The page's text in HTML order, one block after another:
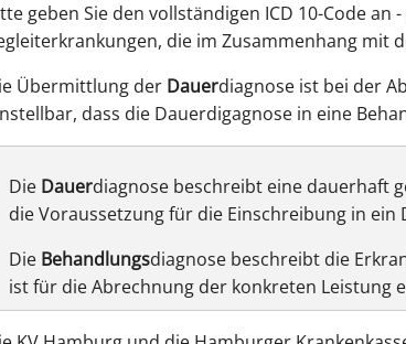
geben Sie den vollständigen ICD 10-Code
die im Zusammenhang mit
Übermittlung der Dauerdiagnose ist bei der
dass die Dauerdigagnose in eine
Die Dauerdiagnose beschreibt eine dauerhaft
die Voraussetzung für die Einschreibung in
Die Behandlungsdiagnose beschreibt die
ist für die Abrechnung der konkreten Leistung